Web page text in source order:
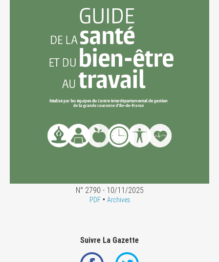
N° 2790 - 10/11/2025
PDF• Archives
Suivre La Gazette